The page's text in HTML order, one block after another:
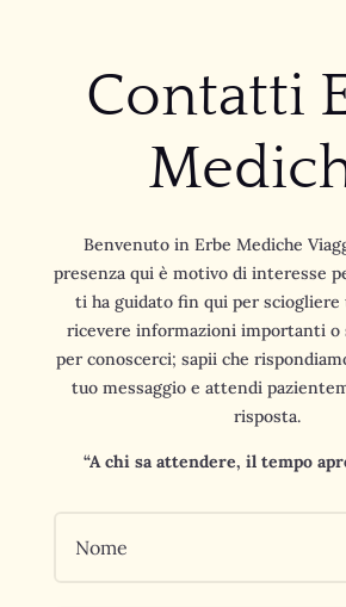
Contatti
Benvenuto in Erbe Mediche
presenza qui è motivo di interesse
ti ha guidato fin qui per sciogliere
ricevere informazioni importanti o
per conoscerci; sapii che
tuo messaggio e attendi
risposta.
“A chi sa attendere, il tempo